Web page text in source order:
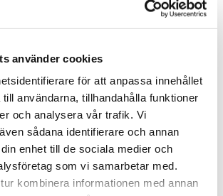
använder cookies
för att anpassa innehållet
användarna, tillhandahålla funktioner
och analysera vår trafik. Vi
sådana identifierare och annan
enhet till de sociala medier och
som vi samarbetar med.
kombinera informationen med annan
expert